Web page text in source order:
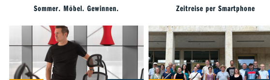
Sommer. Möbel. Gewinnen. Zeitreise per Smartphone